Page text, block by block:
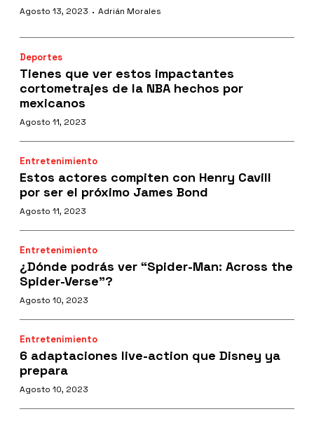
Agosto 13, 2023 · Adrián Morales
Deportes
Tienes que ver estos impactantes
cortometrajes de la NBA hechos por
mexicanos
Agosto 11, 2023
Entretenimiento
Estos actores compiten con Henry Cavill
por ser el próximo James Bond
Agosto 11, 2023
Entretenimiento
¿Dónde podrás ver “Spider-Man: Across the
Spider-Verse”?
Agosto 10, 2023
Entretenimiento
6 adaptaciones live-action que Disney ya
prepara
Agosto 10, 2023